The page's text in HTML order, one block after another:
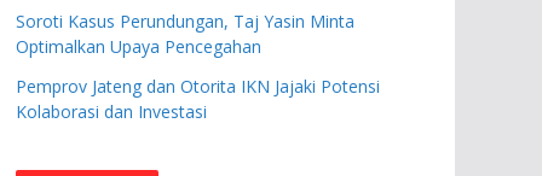
Soroti Kasus Perundungan, Taj Yasin Minta
Optimalkan Upaya Pencegahan
Pemprov Jateng dan Otorita IKN Jajaki Potensi
Kolaborasi dan Investasi